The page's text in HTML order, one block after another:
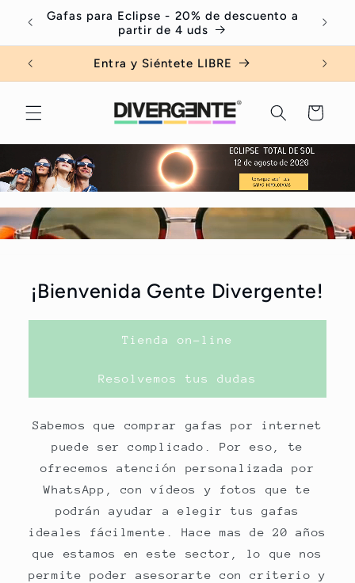
directamente
Gafas para Eclipse - 20% de descuento a
partir de 4 uds
Entra y Siéntete LIBRE
Carrito
¡Bienvenida Gente Divergente!
Tienda on-line
Resolvemos tus dudas
Sabemos que comprar gafas por internet
puede ser complicado. Por eso, te
ofrecemos atención personalizada por
WhatsApp, con vídeos y fotos que te
podrán ayudar a elegir tus gafas
ideales fácilmente. Hace mas de 20 años
que estamos en este sector, lo que nos
permite poder asesorarte con criterio y